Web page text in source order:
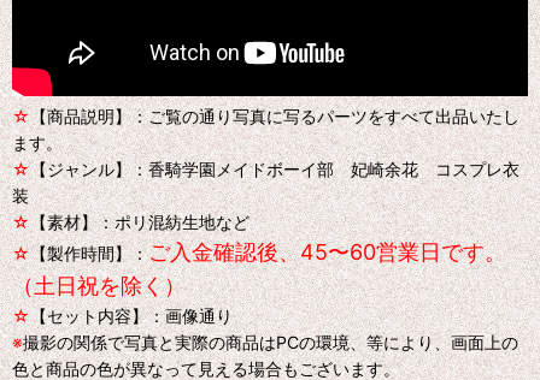
☆【商品説明】：ご覧の通り写真に写るパーツをすべて出品いたし
ます。
☆【ジャンル】：香騎学園メイドボーイ部 妃崎余花 コスプレ衣
装
☆【素材】：ポリ混紡生地など
☆【製作時間】：ご入金確認後、45〜60営業日です。
（土日祝を除く）
☆【セット内容】：画像通り
※撮影の関係で写真と実際の商品はPCの環境、等により、画面上の
色と商品の色が異なって見える場合もございます。